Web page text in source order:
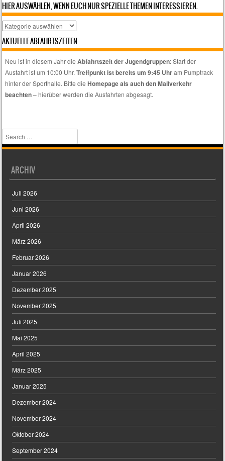
HIER AUSWÄHLEN, WENN EUCH NUR SPEZIELLE THEMEN INTERESSIEREN.
Hier
auswählen,
wenn
Themen
interessieren.
AKTUELLE ABFAHRTSZEITEN
Neu ist in diesem Jahr dieAbfahrtszeit der Jugendgruppen: Start der
Ausfahrt ist um 10:00 Uhr.Treffpunkt ist bereits um 9:45 Uhram Pumptrack
hinter der Sporthalle. Bitte dieHomepage als auch den Mailverkehr
beachten– hierüber werden die Ausfahrten abgesagt.
Search
ARCHIV
Juli 2026
Juni 2026
April 2026
März 2026
Februar 2026
Januar 2026
Dezember 2025
November 2025
Juli 2025
Mai 2025
April 2025
März 2025
Januar 2025
Dezember 2024
November 2024
Oktober 2024
September 2024